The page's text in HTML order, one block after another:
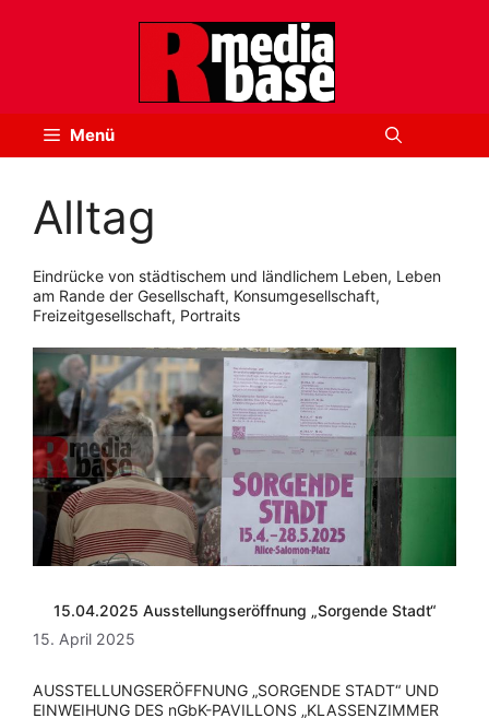
Menü
Alltag
Eindrücke von städtischem und ländlichem Leben, Leben
am Rande der Gesellschaft, Konsumgesellschaft,
Freizeitgesellschaft, Portraits
15.04.2025 Ausstellungseröffnung „Sorgende Stadt“
15. April 2025
AUSSTELLUNGSERÖFFNUNG „SORGENDE STADT“ UND
EINWEIHUNG DES nGbK-PAVILLONS „KLASSENZIMMER